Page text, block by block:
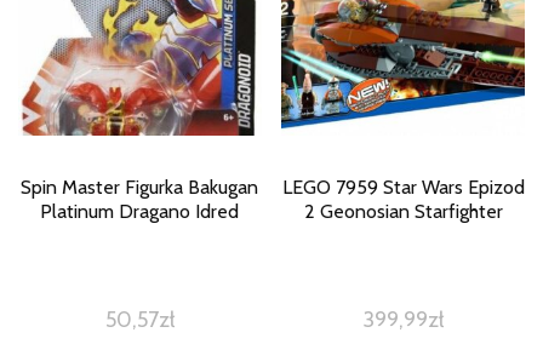
Spin Master Figurka Bakugan
Platinum Dragano Idred
50,57zł
LEGO 7959 Star Wars Epizod
2 Geonosian Starfighter
399,99zł